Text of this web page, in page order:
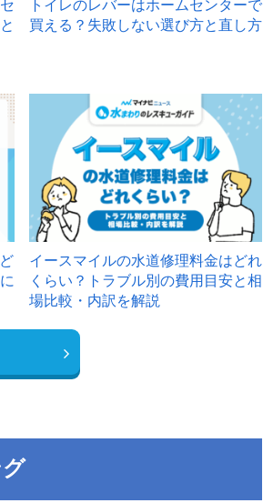
トイレのレバーはホームセンターで
買える？失敗しない選び方と直し方
イースマイルの水道修理料金はどれ
くらい？トラブル別の費用目安と相
場比較・内訳を解説